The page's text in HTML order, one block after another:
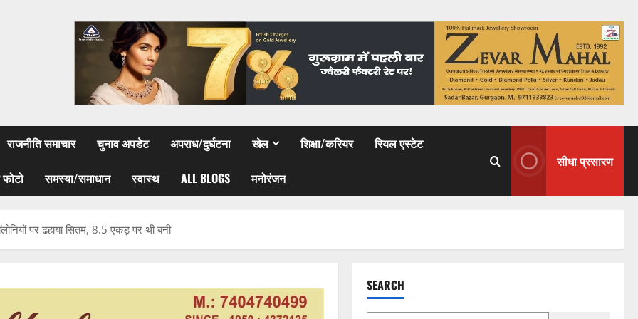
राजनीति समाचार चुनाव अपडेट अपराध/दुर्घटना खेल शिक्षा/करियर रियल एस्टेट
समस्या/समाधान स्वास्थ ALL BLOGS मनोरंजन
सीधा प्रसारण
पर ढहाया सितम, 8.5 एकड़ पर थी बनी
SEARCH